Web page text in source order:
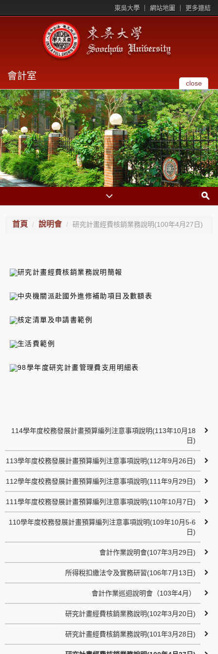
東吳大學 網站地圖 更多連結
會計室
close
首頁 說明會 研究計畫經費核銷業務說明(100年4月27日)
研究計畫經費核銷業務說明簡報
中央機關派赴國外進修補助項目及數額表
核定清單及申請書範例
生活費範例
98學年度研究計畫管理費支用明細表
114學年度校務發展計畫預算編列注意事項說明(113年10月18
日)
113學年度校務發展計畫預算編列注意事項說明(112年9月26日)
112學年度校務發展計畫預算編列注意事項說明(111年9月29日)
111學年度校務發展計畫預算編列注意事項說明(110年10月7日)
110學年度校務發展計畫預算編列注意事項說明(109年10月5-6
日)
會計作業說明會(107年3月29日)
所得稅扣繳法令及實務研習(106年7月13日)
會計作業巡迴說明會（103年4月）
研究計畫經費核銷業務說明(102年3月20日)
研究計畫經費核銷業務說明(101年3月28日)